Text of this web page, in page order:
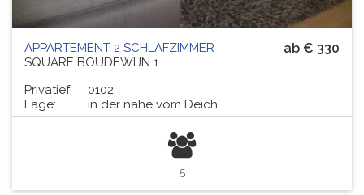
ab € 330
APPARTEMENT 2 SCHLAFZIMMER
SQUARE BOUDEWIJN 1
Privatief:
0102
Lage:
in der nahe vom Deich
5